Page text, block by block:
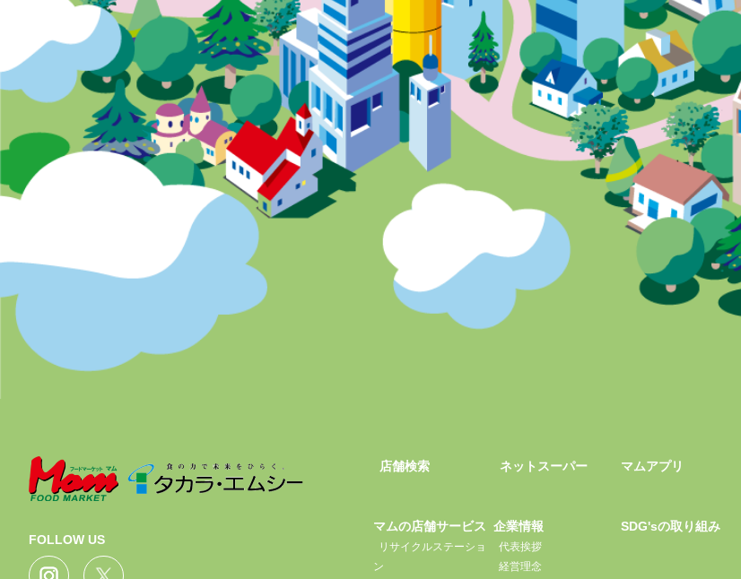
FOLLOW US
店舗検索 ネットスーパー マムアプリ
マムの店舗サービス
リサイクルステーショ
ン
企業情報
代表挨拶
経営理念
SDG'sの取り組み